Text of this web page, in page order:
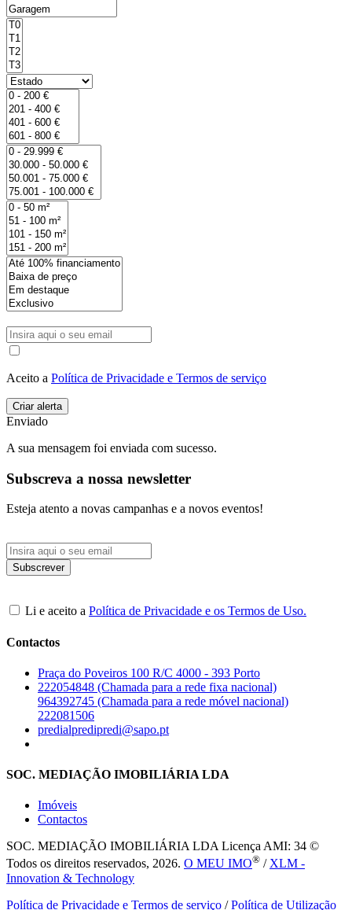
Aceito a Política de Privacidade e Termos de serviço
Enviado
A sua mensagem foi enviada com sucesso.
Subscreva a nossa newsletter
Esteja atento a novas campanhas e a novos eventos!
Li e aceito a Política de Privacidade e os Termos de Uso.
Contactos
Praça do Poveiros 100 R/C 4000 - 393 Porto
222054848 (Chamada para a rede fixa nacional)
964392745 (Chamada para a rede móvel nacional)
222081506
predialpredipredi@sapo.pt
SOC. MEDIAÇÃO IMOBILIÁRIA LDA
Imóveis
Contactos
SOC. MEDIAÇÃO IMOBILIÁRIA LDA Licença AMI: 34 ©
Todos os direitos reservados, 2026. O MEU IMO® /XLM -
Innovation & Technology
Política de Privacidade e Termos de serviço /Política de Utilização